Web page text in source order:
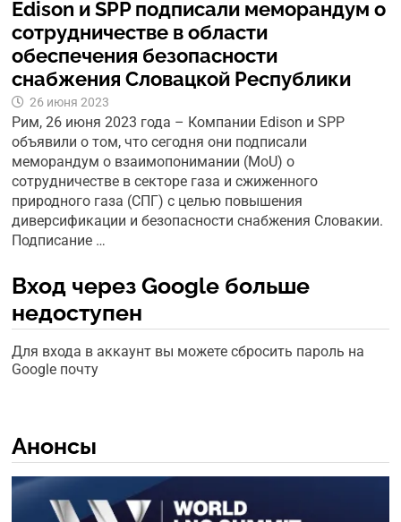
Edison и SPP подписали меморандум о
сотрудничестве в области
обеспечения безопасности
снабжения Словацкой Республики
26 июня 2023
Рим, 26 июня 2023 года – Компании Edison и SPP
объявили о том, что сегодня они подписали
меморандум о взаимопонимании (MoU) о
сотрудничестве в секторе газа и сжиженного
природного газа (СПГ) с целью повышения
диверсификации и безопасности снабжения Словакии.
Подписание …
Вход через Google больше
недоступен
Для входа в аккаунт вы можете сбросить пароль на
Google почту
Анонсы